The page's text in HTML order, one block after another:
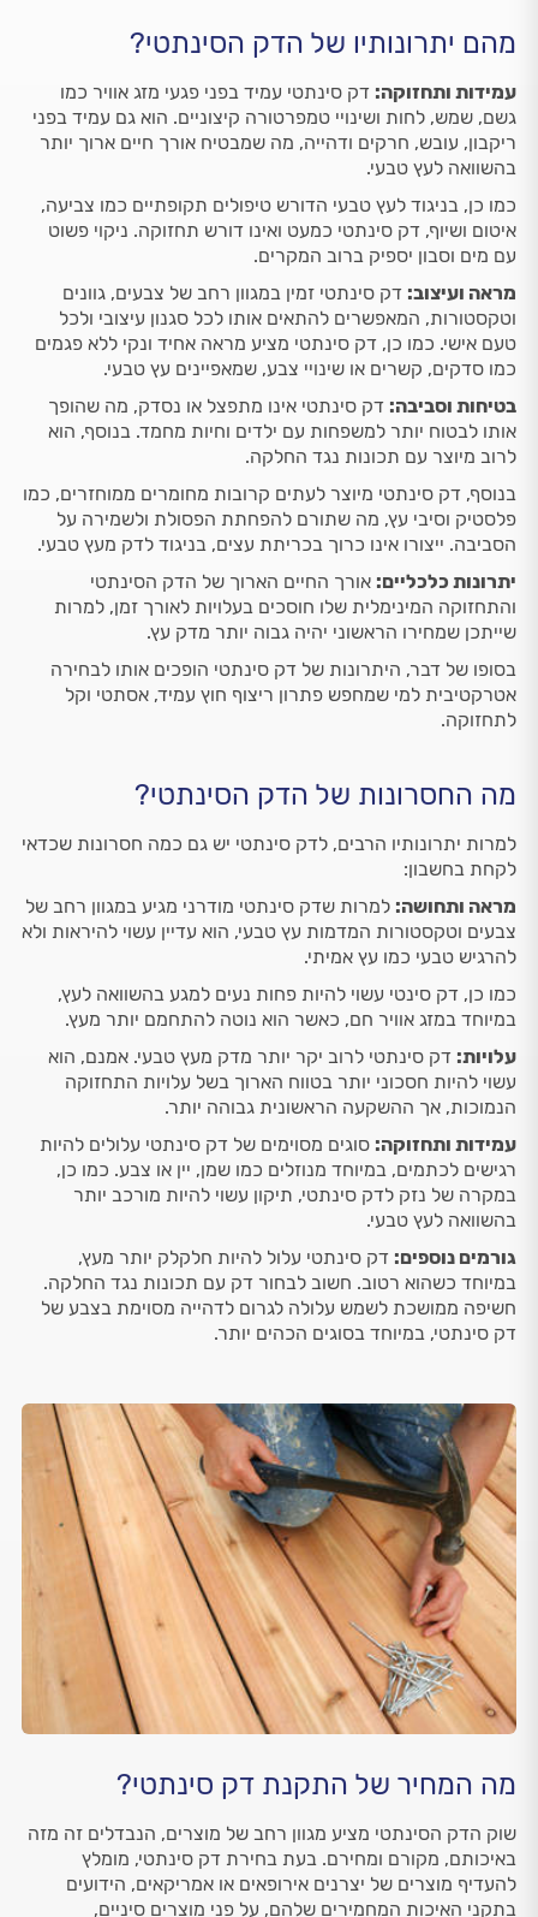
מהם יתרונותיו של הדק הסינתטי?
עמידות ותחזוקה: דק סינתטי עמיד בפני פגעי מזג אוויר כמו
גשם, שמש, לחות ושינויי טמפרטורה קיצוניים. הוא גם עמיד בפני
ריקבון, עובש, חרקים ודהייה, מה שמבטיח אורך חיים ארוך יותר
בהשוואה לעץ טבעי.
כמו כן, בניגוד לעץ טבעי הדורש טיפולים תקופתיים כמו צביעה,
איטום ושיוף, דק סינתטי כמעט ואינו דורש תחזוקה. ניקוי פשוט
עם מים וסבון יספיק ברוב המקרים.
מראה ועיצוב: דק סינתטי זמין במגוון רחב של צבעים, גוונים
וטקסטורות, המאפשרים להתאים אותו לכל סגנון עיצובי ולכל
טעם אישי. כמו כן, דק סינתטי מציע מראה אחיד ונקי ללא פגמים
כמו סדקים, קשרים או שינויי צבע, שמאפיינים עץ טבעי.
בטיחות וסביבה: דק סינתטי אינו מתפצל או נסדק, מה שהופך
אותו לבטוח יותר למשפחות עם ילדים וחיות מחמד. בנוסף, הוא
לרוב מיוצר עם תכונות נגד החלקה.
בנוסף, דק סינתטי מיוצר לעתים קרובות מחומרים ממוחזרים, כמו
פלסטיק וסיבי עץ, מה שתורם להפחתת הפסולת ולשמירה על
הסביבה. ייצורו אינו כרוך בכריתת עצים, בניגוד לדק מעץ טבעי.
יתרונות כלכליים: אורך החיים הארוך של הדק הסינתטי
והתחזוקה המינימלית שלו חוסכים בעלויות לאורך זמן, למרות
שייתכן שמחירו הראשוני יהיה גבוה יותר מדק עץ.
בסופו של דבר, היתרונות של דק סינתטי הופכים אותו לבחירה
אטרקטיבית למי שמחפש פתרון ריצוף חוץ עמיד, אסתטי וקל
לתחזוקה.
מה החסרונות של הדק הסינתטי?
למרות יתרונותיו הרבים, לדק סינתטי יש גם כמה חסרונות שכדאי
לקחת בחשבון:
מראה ותחושה: למרות שדק סינתטי מודרני מגיע במגוון רחב של
צבעים וטקסטורות המדמות עץ טבעי, הוא עדיין עשוי להיראות ולא
להרגיש טבעי כמו עץ אמיתי.
כמו כן, דק סינטי עשוי להיות פחות נעים למגע בהשוואה לעץ,
במיוחד במזג אוויר חם, כאשר הוא נוטה להתחמם יותר מעץ.
עלויות: דק סינתטי לרוב יקר יותר מדק מעץ טבעי. אמנם, הוא
עשוי להיות חסכוני יותר בטווח הארוך בשל עלויות התחזוקה
הנמוכות, אך ההשקעה הראשונית גבוהה יותר.
עמידות ותחזוקה: סוגים מסוימים של דק סינתטי עלולים להיות
רגישים לכתמים, במיוחד מנוזלים כמו שמן, יין או צבע. כמו כן,
במקרה של נזק לדק סינתטי, תיקון עשוי להיות מורכב יותר
בהשוואה לעץ טבעי.
גורמים נוספים: דק סינתטי עלול להיות חלקלק יותר מעץ,
במיוחד כשהוא רטוב. חשוב לבחור דק עם תכונות נגד החלקה.
חשיפה ממושכת לשמש עלולה לגרום לדהייה מסוימת בצבע של
דק סינתטי, במיוחד בסוגים הכהים יותר.
מה המחיר של התקנת דק סינתטי?
שוק הדק הסינתטי מציע מגוון רחב של מוצרים, הנבדלים זה מזה
באיכותם, מקורם ומחירם. בעת בחירת דק סינתטי, מומלץ
להעדיף מוצרים של יצרנים אירופאים או אמריקאים, הידועים
בתקני האיכות המחמירים שלהם, על פני מוצרים סיניים,